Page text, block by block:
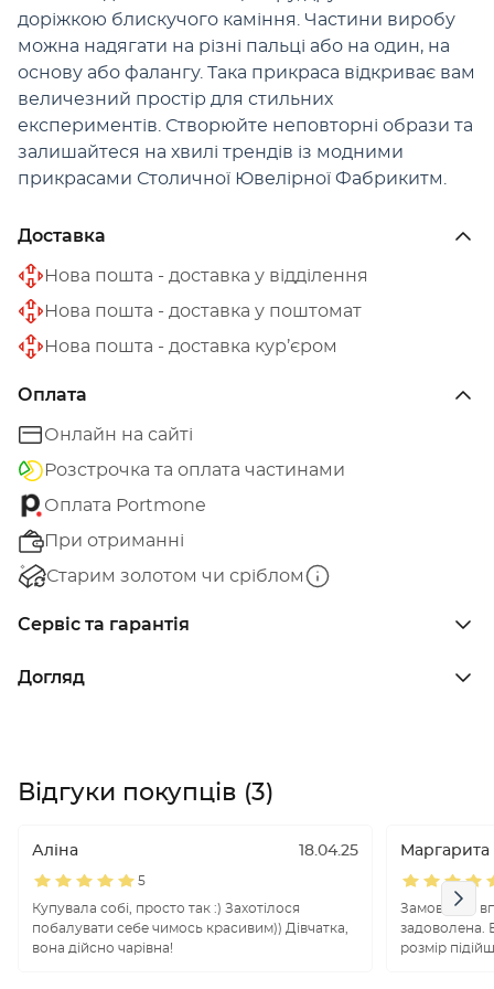
доріжкою блискучого каміння. Частини виробу
можна надягати на різні пальці або на один, на
основу або фалангу. Така прикраса відкриває вам
величезний простір для стильних
експериментів. Створюйте неповторні образи та
залишайтеся на хвилі трендів із модними
прикрасами Столичної Ювелірної Фабрикитм.
Доставка
Нова пошта - доставка у відділення
Нова пошта - доставка у поштомат
Нова пошта - доставка кур’єром
Оплата
Онлайн на сайті
Розстрочка та оплата частинами
Оплата Portmone
При отриманні
Старим золотом чи сріблом
Сервіс та гарантія
Догляд
Відгуки покупців (3)
Аліна 18.04.25
5
Купувала собі, просто так :) Захотілося
побалувати себе чимось красивим)) Дівчатка,
вона дійсно чарівна!
Маргарита
Замовляла
задоволена.
розмір